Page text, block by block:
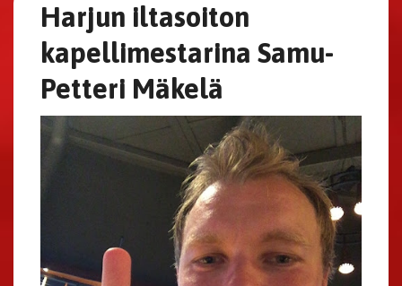
Harjun iltasoiton
kapellimestarina Samu-
Petteri Mäkelä